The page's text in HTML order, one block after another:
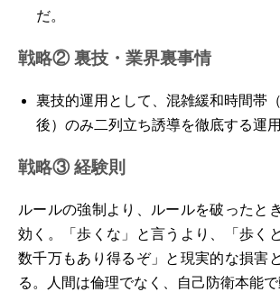
だ。
戦略② 裏技・業界裏事情
裏技的運用として、混雑緩和時間帯
後）のみ二列立ち誘導を徹底する運用
戦略③ 経験則
ルールの強制より、ルールを破ったと
効く。「歩くな」と言うより、
「歩く
数千万もあり得るぞ」 と現実的な損害
る。人間は倫理でなく、自己防衛本能で